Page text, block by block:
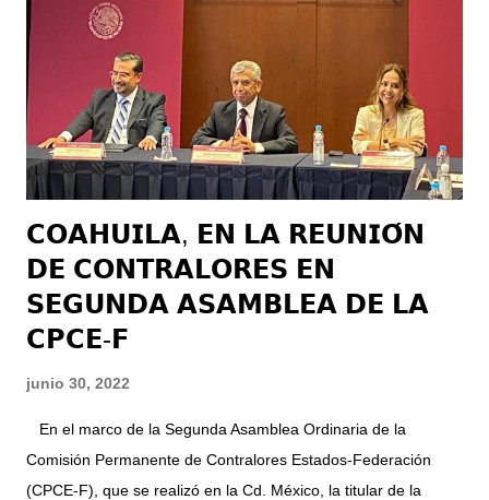
𝗖𝗢𝗔𝗛𝗨𝗜𝗟𝗔, 𝗘𝗡 𝗟𝗔 𝗥𝗘𝗨𝗡𝗜𝗢́𝗡
𝗗𝗘 𝗖𝗢𝗡𝗧𝗥𝗔𝗟𝗢𝗥𝗘𝗦 𝗘𝗡
𝗦𝗘𝗚𝗨𝗡𝗗𝗔 𝗔𝗦𝗔𝗠𝗕𝗟𝗘𝗔 𝗗𝗘 𝗟𝗔
𝗖𝗣𝗖𝗘-𝗙
junio 30, 2022
En el marco de la Segunda Asamblea Ordinaria de la
Comisión Permanente de Contralores Estados-Federación
(CPCE-F), que se realizó en la Cd. México, la titular de la